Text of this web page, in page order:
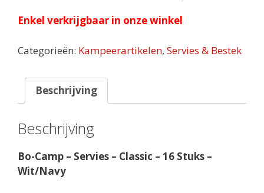
Enkel verkrijgbaar in onze winkel
Categorieën: Kampeerartikelen, Servies & Bestek
Beschrijving
Beschrijving
Bo-Camp – Servies – Classic – 16 Stuks –
Wit/Navy